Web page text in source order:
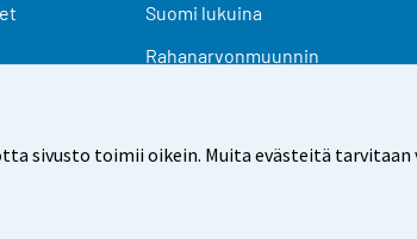
sivusto toimii oikein. Muita evästeitä tarvitaan
Suomi lukuina
Rahanarvonmuunnin